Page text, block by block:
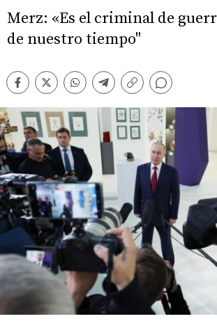
Merz: «Es el criminal de
de nuestro tiempo"
Facebook
TwitterWhatsappTelegram
Copiar
Comentarios